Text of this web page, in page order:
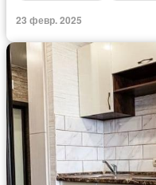
23 февр. 2025